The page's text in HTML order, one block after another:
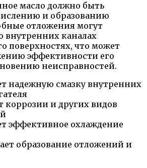
масло должно быть
и образованию
отложения могут
внутренних каналах
поверхностях, что может
эффективности его
неисправностей.
надежную смазку внутренних
коррозии и других видов
эффективное охлаждение
образование отложений и